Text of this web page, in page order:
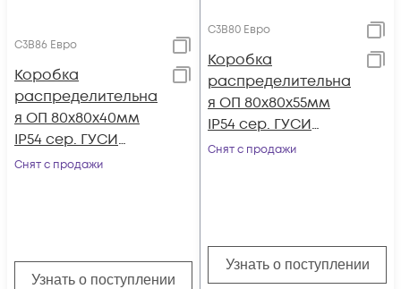
С3В86 Евро
Коробка
распределительна
я ОП 80х80х40мм
IP54 сер. ГУСИ
С3В86 Евро
Снят с продажи
Узнать о поступлении
С3В80 Евро
Коробка
распределительна
я ОП 80х80х55мм
IP54 сер. ГУСИ
С3В80 Евро
Снят с продажи
Узнать о поступлении